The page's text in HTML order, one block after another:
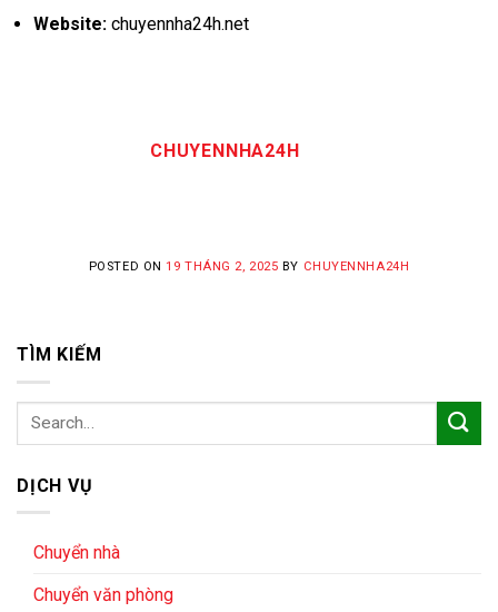
Website: chuyennha24h.net
CHUYENNHA24H
POSTED ON19 THÁNG 2, 2025 BY CHUYENNHA24H
TÌM KIẾM
DỊCH VỤ
Chuyển nhà
Chuyển văn phòng